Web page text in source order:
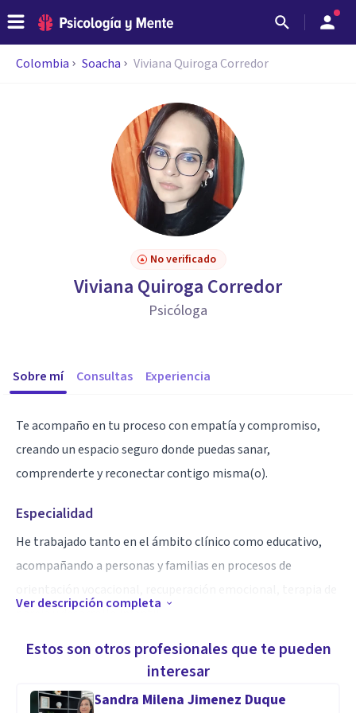
Colombia Soacha Viviana Quiroga Corredor
No verificado
Viviana Quiroga Corredor
Psicóloga
Sobre mí Consultas Experiencia
Te acompaño en tu proceso con empatía y compromiso,
creando un espacio seguro donde puedas sanar,
comprenderte y reconectar contigo misma(o).
Especialidad
He trabajado tanto en el ámbito clínico como educativo,
acompañando a personas y familias en procesos de
pareja y desarrollo infantil.
Aptitudes
A lo largo de mi trayectoria, he acompañado a personas en
procesos de ansiedad, depresión, problemas de autoestima,
Ver descripción completa
Estos son otros profesionales que te pueden
interesar
Sandra Milena Jimenez Duque